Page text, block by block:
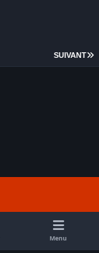
SUIVANT
f
a
Menu